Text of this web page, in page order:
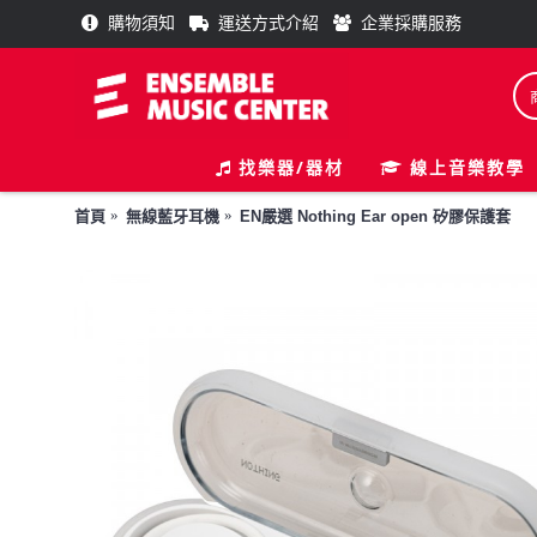
購物須知 運送方式介紹 企業採購服務
找樂器/器材 線上音樂教學
首頁 無線藍牙耳機 EN嚴選 Nothing Ear open 矽膠保護套